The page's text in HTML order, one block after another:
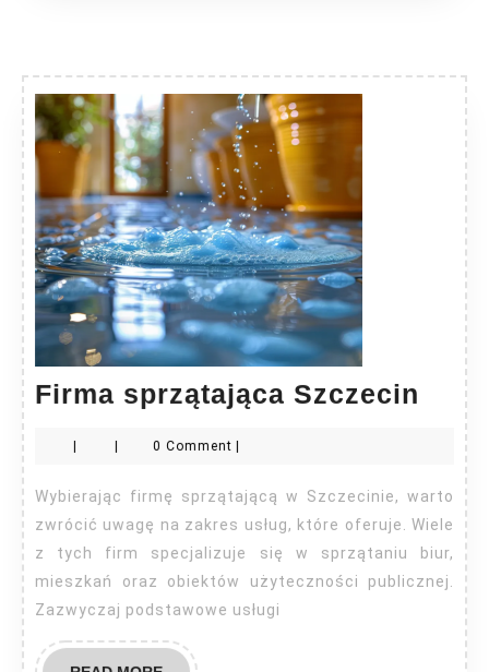
Firma sprzątająca Szczecin
0 Comment
Wybierając firmę sprzątającą w Szczecinie, warto
zwrócić uwagę na zakres usług, które oferuje. Wiele
z tych firm specjalizuje się w sprzątaniu biur,
mieszkań oraz obiektów użyteczności publicznej.
Zazwyczaj podstawowe usługi